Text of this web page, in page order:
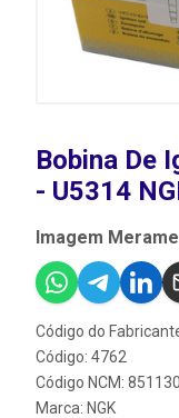
Bobina De
- U5314
Imagem
Código do
Código: 4762
Código NCM:
Marca: NGK